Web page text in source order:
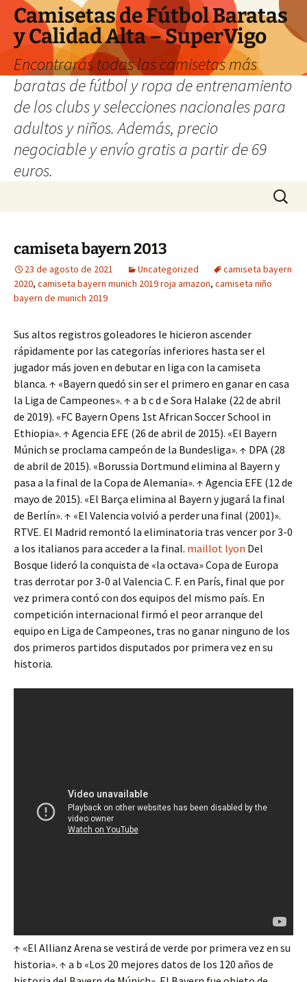
Camisetas de Fútbol Baratas
y Calidad Alta – SuperVigo
Encontrarás todas las camisetas más
baratas de fútbol y ropa de entrenamiento
de los clubs y selecciones nacionales para
adultos y niños. Además, precio
negociable y envío gratis a partir de 69
euros.
Buscar:
camiseta bayern 2013
23 de agosto de 2021 Uncategorized
camiseta bayern
2020, camiseta bayern munich 2019 roja amazon, camiseta niño
bayern de munich 2019
Sus altos registros goleadores le hicieron ascender
rápidamente por las categorías inferiores hasta ser el
jugador más joven en debutar en liga con la camiseta
blanca. ↑ «Bayern quedó sin ser el primero en ganar en casa
la Liga de Campeones». ↑ a b c d e Sora Halake (22 de abril
de 2019). «FC Bayern Opens 1st African Soccer School in
Ethiopia». ↑ Agencia EFE (26 de abril de 2015). «El Bayern
Múnich se proclama campeón de la Bundesliga». ↑ DPA (28
de abril de 2015). «Borussia Dortmund elimina al Bayern y
pasa a la final de la Copa de Alemania». ↑ Agencia EFE (12 de
mayo de 2015). «El Barça elimina al Bayern y jugará la final
de Berlín». ↑ «El Valencia volvió a perder una final (2001)».
RTVE. El Madrid remontó la eliminatoria tras vencer por 3-0
a los italianos para acceder a la final. maillot lyon Del
Bosque lideró la conquista de «la octava» Copa de Europa
tras derrotar por 3-0 al Valencia C. F. en París, final que por
vez primera contó con dos equipos del mismo país. En
competición internacional firmó el peor arranque del
equipo en Liga de Campeones, tras no ganar ninguno de los
dos primeros partidos disputados por primera vez en su
historia.
↑ «El Allianz Arena se vestirá de verde por primera vez en su
historia». ↑ a b «Los 20 mejores datos de los 120 años de